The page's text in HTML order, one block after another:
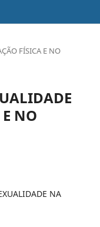
FÍSICA E NO
NO
NA